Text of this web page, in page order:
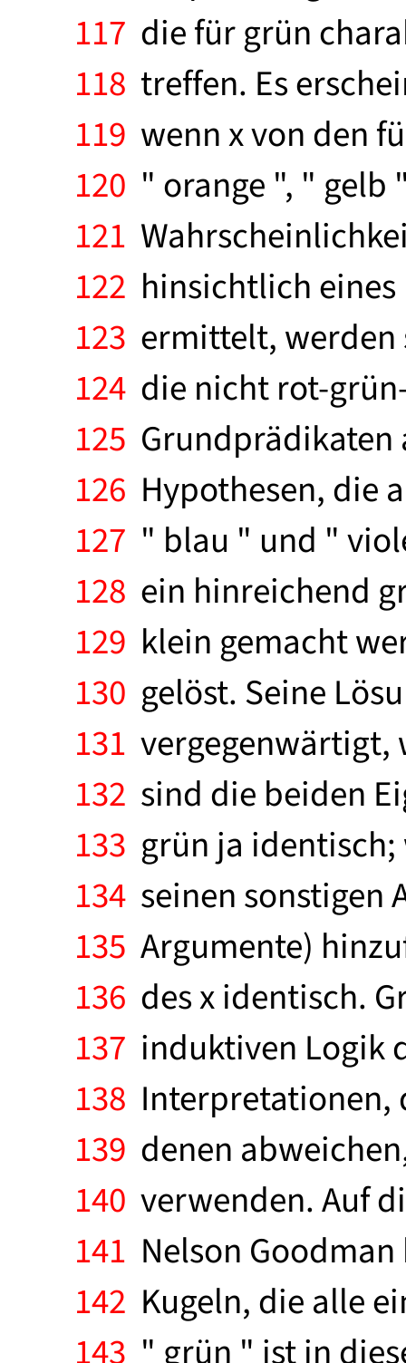
117 die für grün
118 treffen. Es
119 wenn x von den
120 " orange ", "
121
122 hinsichtlich
123 ermittelt, werden
124 die nicht rot-
125
126 Hypothesen, die
127 " blau " und "
128 ein hinreichend
129 klein gemacht
130 gelöst. Seine
131 vergegenwärtigt,
132 sind die beiden
133 grün ja
134 seinen sonstigen
135 Argumente)
136 des x identisch.
137 induktiven Logik
138 Interpretationen,
139 denen
140 verwenden. Auf
141 Nelson
142 Kugeln, die alle